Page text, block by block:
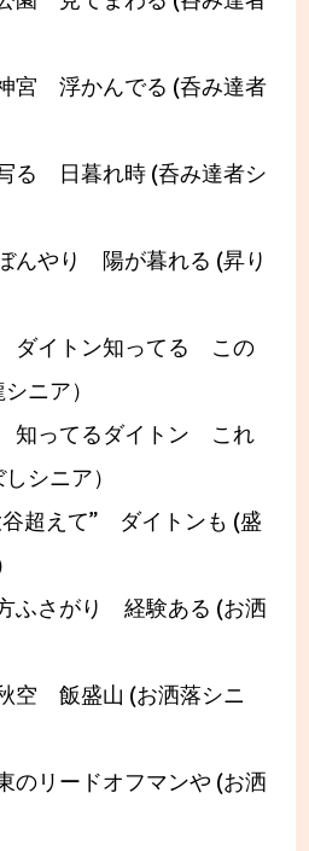
宮 浮かんでる (呑み達者
る 日暮れ時 (呑み達者シ
んやり 陽が暮れる (昇り
ダイトン知ってる この
ニア）
知ってるダイトン これ
シニア）
超えて” ダイトンも (盛
ふさがり 経験ある (お洒
空 飯盛山 (お洒落シニ
リードオフマンや (お洒